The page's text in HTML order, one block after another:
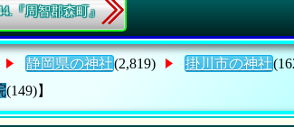
『周智郡森町』
静岡県の神社(2,819) 掛川市の神社
(149)】